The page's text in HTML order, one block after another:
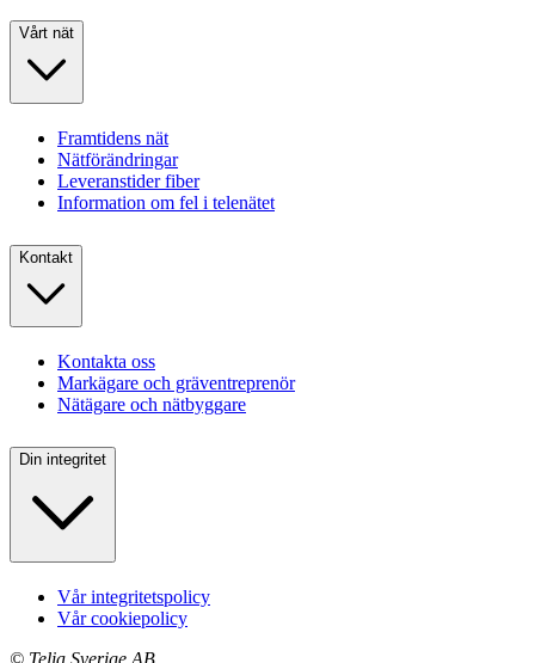
Vårt nät
Framtidens nät
Nätförändringar
Leveranstider fiber
Information om fel i telenätet
Kontakt
Kontakta oss
Markägare och gräventreprenör
Nätägare och nätbyggare
Din integritet
Vår integritetspolicy
Vår cookiepolicy
© Telia Sverige AB